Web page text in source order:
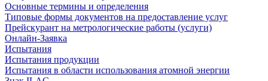
Основные термины и определения
Типовые формы документов на предоставление услуг
Прейскурант на метрологические работы (услуги)
Онлайн-Заявка
Испытания
Испытания продукции
Испытания в области использования атомной энергии